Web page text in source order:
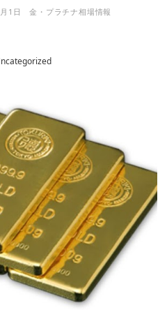
1日 金・プラチナ相場情報
リー